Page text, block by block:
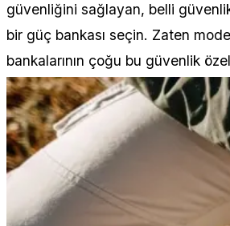
güvenliğini sağlayan, belli
bir güç bankası seçin. Zaten
bankalarının çoğu bu güvenlik